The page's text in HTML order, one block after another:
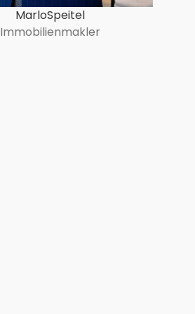
MarloSpeitel
Immobilienmakler